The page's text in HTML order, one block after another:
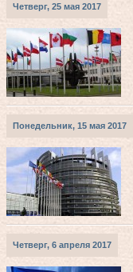
Четверг, 25 мая 2017
Понедельник, 15 мая 2017
Четверг, 6 апреля 2017